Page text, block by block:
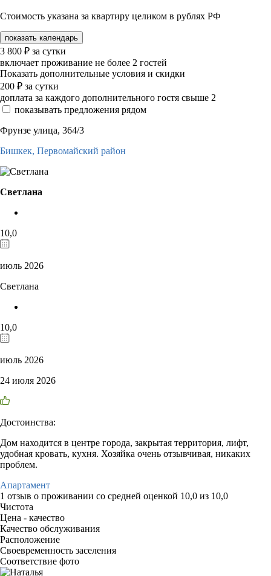
Стоимость указана за квартиру целиком в рублях РФ
показать календарь
3 800 ₽ за сутки
включает проживание не более 2 гостей
Показать дополнительные условия и скидки
200 ₽ за сутки
доплата за каждого дополнительного гостя свыше 2
показывать предложения рядом
Фрунзе улица, 364/3
Бишкек, Первомайский район
Светлана
10,0
июль 2026
Светлана
10,0
июль 2026
24 июля 2026
Достоинства:
Дом находится в центре города, закрытая территория, лифт,
удобная кровать, кухня. Хозяйка очень отзывчивая, никаких
проблем.
Апартамент
1 отзыв о проживании со средней оценкой 10,0 из 10,0
Чистота
Цена - качество
Качество обслуживания
Расположение
Своевременность заселения
Соответствие фото